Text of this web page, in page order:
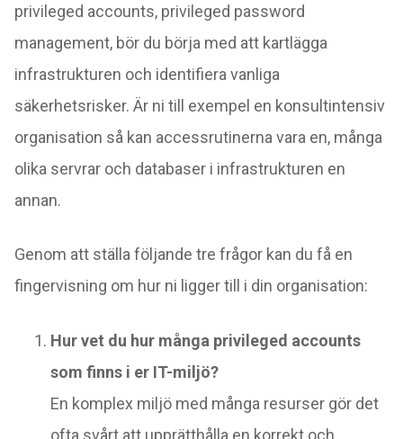
privileged accounts, privileged password
management, bör du börja med att kartlägga
infrastrukturen och identifiera vanliga
säkerhetsrisker. Är ni till exempel en konsultintensiv
organisation så kan accessrutinerna vara en, många
olika servrar och databaser i infrastrukturen en
annan.
Genom att ställa följande tre frågor kan du få en
fingervisning om hur ni ligger till i din organisation:
Hur vet du hur många privileged accounts
som finns i er IT-miljö?
En komplex miljö med många resurser gör det
ofta svårt att upprätthålla en korrekt och